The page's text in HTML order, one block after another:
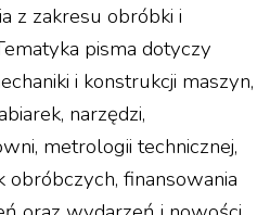
z zakresu obróbki i
pisma dotyczy
i konstrukcji maszyn,
narzędzi,
metrologii technicznej,
finansowania